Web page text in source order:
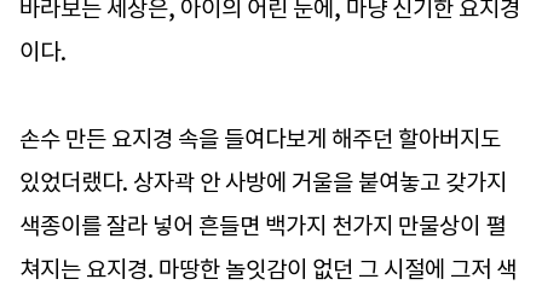
바라보는 세상은, 아이의 어린 눈에, 마냥 신기한 요지경
이다.
손수 만든 요지경 속을 들여다보게 해주던 할아버지도
있었더랬다. 상자곽 안 사방에 거울을 붙여놓고 갖가지
색종이를 잘라 넣어 흔들면 백가지 천가지 만물상이 펼
쳐지는 요지경. 마땅한 놀잇감이 없던 그 시절에 그저 색